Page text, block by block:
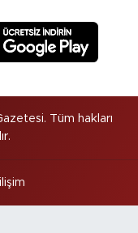
Tüm hakları